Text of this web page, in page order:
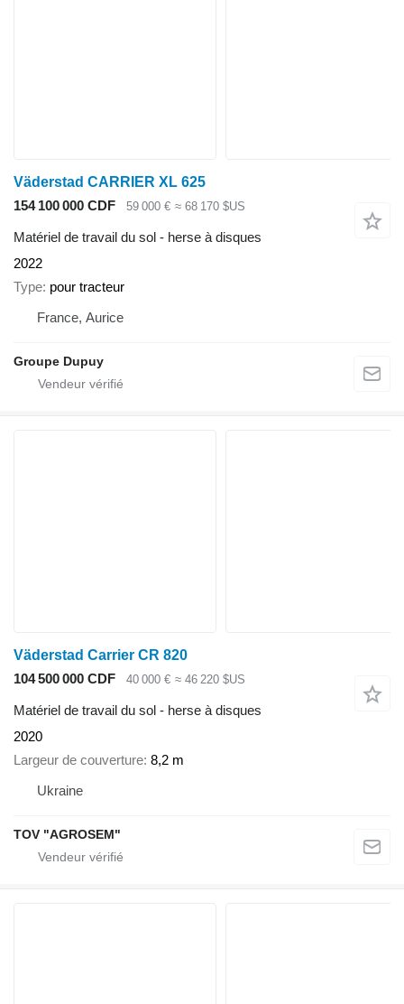
Väderstad CARRIER XL 625
154 100 000 CDF
59 000 € ≈ 68 170 $US
Matériel de travail du sol - herse à disques
2022
Type pour tracteur
France, Aurice
Groupe Dupuy
Väderstad Carrier CR 820
104 500 000 CDF
40 000 € ≈ 46 220 $US
Matériel de travail du sol - herse à disques
2020
Largeur de couverture 8,2 m
Ukraine
TOV "AGROSEM"